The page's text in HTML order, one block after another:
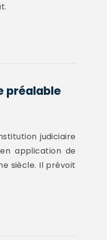
préalable
judiciaire
application de
siècle. Il prévoit